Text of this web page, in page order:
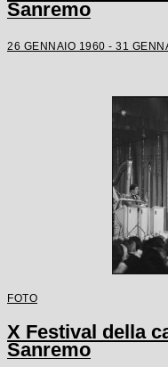
Sanremo
26 GENNAIO 1960 - 31
FOTO
X Festival della
Sanremo